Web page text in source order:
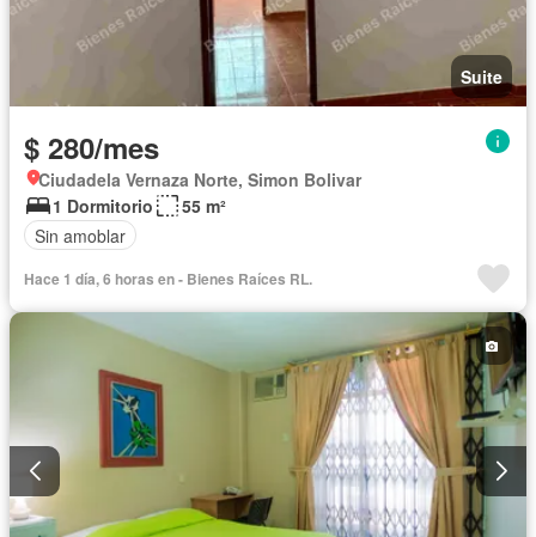
Suite
$ 280/mes
Ciudadela Vernaza Norte, Simon Bolivar
1 Dormitorio
55 m²
Sin amoblar
Hace 1 día, 6 horas en - Bienes Raíces RL.